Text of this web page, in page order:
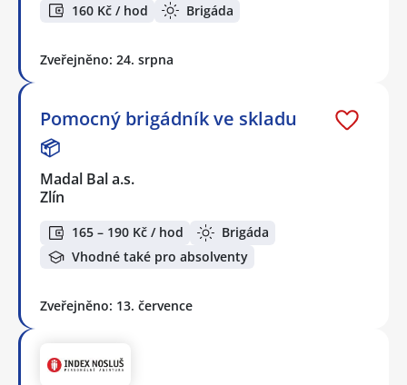
160 Kč / hod Brigáda
Zveřejněno: 24. srpna
Pomocný brigádník ve skladu
📦
Madal Bal a.s.
Zlín
165 – 190 Kč / hod
Brigáda
Vhodné také pro absolventy
Zveřejněno: 13. července